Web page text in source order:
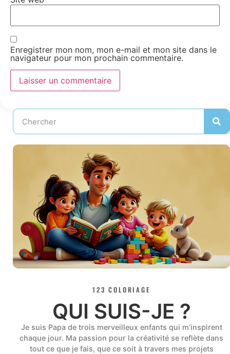
Enregistrer mon nom, mon e-mail et mon site dans le
navigateur pour mon prochain commentaire.
123 COLORIAGE
QUI SUIS-JE ?
Je suis Papa de trois merveilleux enfants qui m’inspirent
chaque jour. Ma passion pour la créativité se reflète dans
tout ce que je fais, que ce soit à travers mes projets